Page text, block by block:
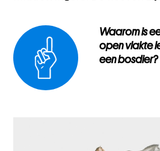
Waarom is
open vlakte
een bosdier?